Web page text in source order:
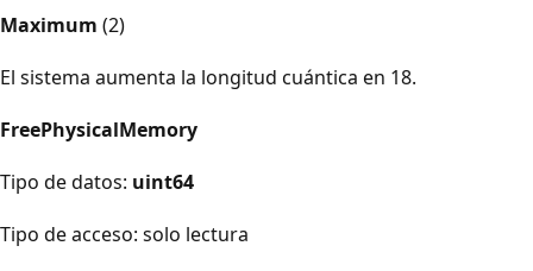
Maximum (2)
El sistema aumenta la longitud cuántica en 18.
FreePhysicalMemory
Tipo de datos: uint64
Tipo de acceso: solo lectura